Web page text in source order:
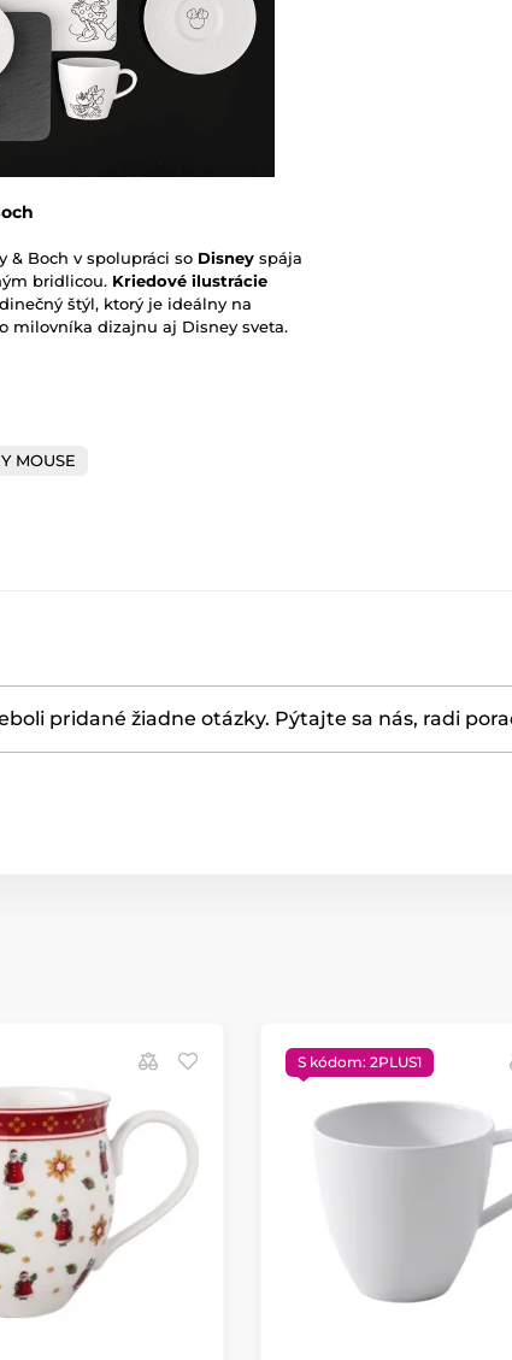
& Boch v spolupráci so Disney spája
bridlicou. Kriedové ilustrácie
štýl, ktorý je ideálny na
milovníka dizajnu aj Disney sveta.
MOUSE
pridané žiadne otázky. Pýtajte sa nás, radi
S kódom: 2PLUS1